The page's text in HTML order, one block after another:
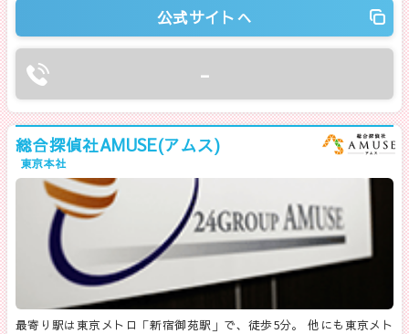
公式サイトへ
-
総合探偵社AMUSE(アムス)
東京本社
最寄り駅は東京メトロ「新宿御苑駅」で、徒歩5分。 他にも東京メト